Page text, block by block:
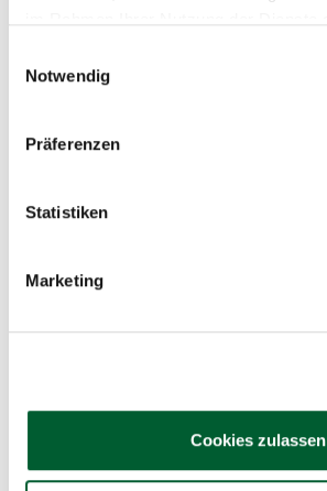
Notwendig
Präferenzen
Statistiken
Marketing
Cookies zulassen